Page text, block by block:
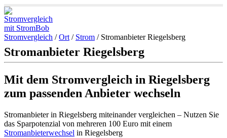
Stromvergleich /Ort / Strom / Stromanbieter Riegelsberg
Stromanbieter Riegelsberg
Mit dem Stromvergleich in Riegelsberg
zum passenden Anbieter wechseln
Stromanbieter in Riegelsberg miteinander vergleichen – Nutzen Sie
das Sparpotenzial von mehreren 100 Euro mit einem
Stromanbieterwechsel in Riegelsberg